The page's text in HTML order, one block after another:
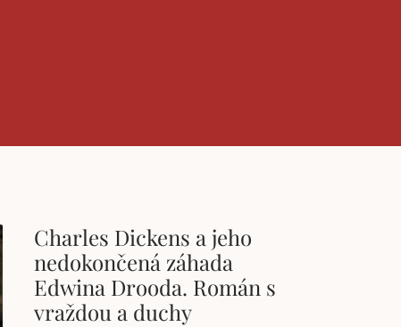
Charles Dickens a jeho
nedokončená záhada
Edwina Drooda. Román s
vraždou a duchy